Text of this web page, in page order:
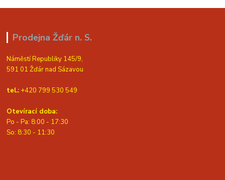
Prodejna Žďár n. S.
Náměstí Republiky 145/9,
591 01 Žďár nad Sázavou
tel.: +420 799 530 549
Otevírací doba:
Po - Pa: 8:00 - 17:30
So: 8:30 - 11:30